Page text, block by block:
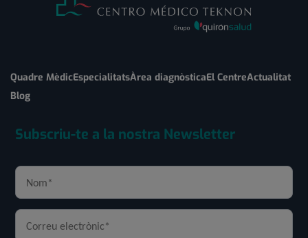
Quadre MèdicEspecialitatsÀrea diagnòsticaEl CentreActualitat
Blog
Subscriu-te a la nostra Newsletter